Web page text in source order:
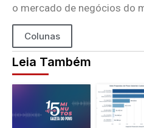
o mercado de negócios do
Colunas
Leia Também